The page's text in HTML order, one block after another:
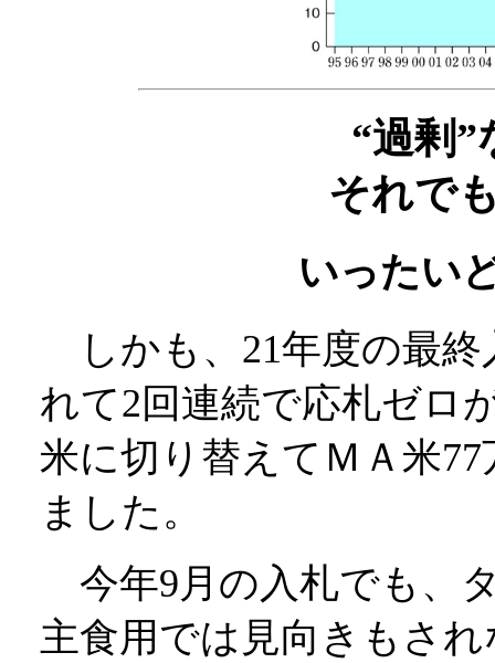
“過剰”
それで
いったい
しかも、21年度の最終
れて2回連続で応札ゼロ
米に切り替えてＭＡ米
ました。
今年9月の入札でも、
主食用では見向きもさ